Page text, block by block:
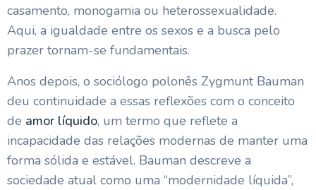
casamento, monogamia ou heterossexualidade.
Aqui, a igualdade entre os sexos e a busca pelo
prazer tornam-se fundamentais.
Anos depois, o sociólogo polonês Zygmunt Bauman
deu continuidade a essas reflexões com o conceito
de amor líquido, um termo que reflete a
incapacidade das relações modernas de manter uma
forma sólida e estável. Bauman descreve a
sociedade atual como uma “modernidade líquida”,